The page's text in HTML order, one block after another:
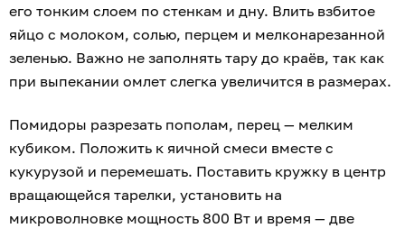
его тонким слоем по стенкам и дну. Влить взбитое
яйцо с молоком, солью, перцем и мелконарезанной
зеленью. Важно не заполнять тару до краёв, так как
при выпекании омлет слегка увеличится в размерах.
Помидоры разрезать пополам, перец — мелким
кубиком. Положить к яичной смеси вместе с
кукурузой и перемешать. Поставить кружку в центр
вращающейся тарелки, установить на
микроволновке мощность 800 Вт и время — две